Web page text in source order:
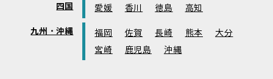
四国 愛媛 香川 徳島 高知
九州・沖縄 福岡 佐賀 長崎 熊本
大分
宮崎
鹿児島 沖縄